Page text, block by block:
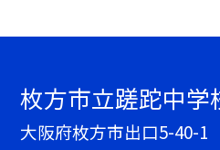
枚方市立蹉跎中学
大阪府枚方市出口5-40-1